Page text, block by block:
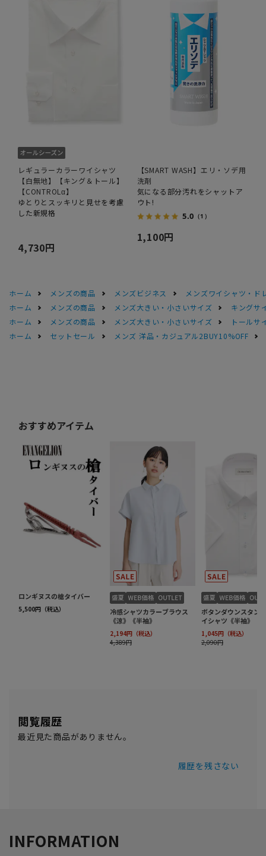
レギュラーカラーワイシャツ
【白無地】【キング＆トール】
【CONTROLα】
ゆとりとスッキリと見せを考慮
した新規格
4,730円
【SMART WASH】エリ・ソデ用
洗剤
気になる部分汚れをシャットア
ウト!
5.0 （1）
1,100円
ホーム メンズの商品 メンズビジネス
メンズワイシャツ・ド
ホーム
メンズの商品 メンズ大きい・小さいサイズ
キングサ
ホーム
メンズの商品 メンズ大きい・小さいサイズ
トールサ
ホーム
セットセール メンズ 洋品・カジュアル2BUY10%OFF
閲覧履歴
最近見た商品がありません。
履歴を残さない
INFORMATION